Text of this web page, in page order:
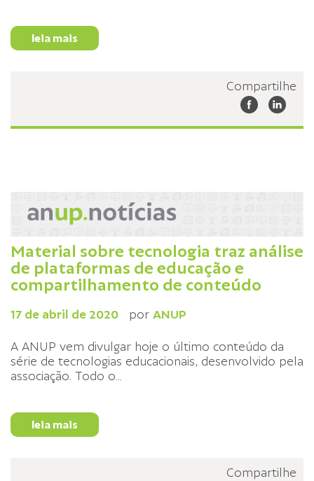
leia mais
Compartilhe
Material sobre tecnologia traz análise
de plataformas de educação e
compartilhamento de conteúdo
17 de abril de 2020 por ANUP
A ANUP vem divulgar hoje o último conteúdo da
série de tecnologias educacionais, desenvolvido pela
associação. Todo o...
leia mais
Compartilhe